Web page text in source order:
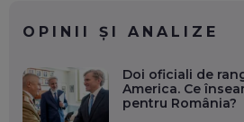
OPINII ȘI ANALIZE
Doi oficiali de
America. Ce
pentru România?